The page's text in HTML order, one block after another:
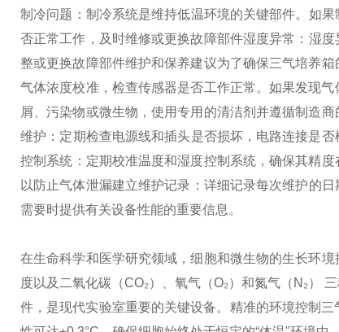
制冷问题‌：制冷系统是维持低温环境的关键部件。如
否正常工作，及时维修或更换故障部件‌湿度异常‌：湿度
整或更换故障部件‌维护和保养建议为了确保三气培养箱
气体浓度校准，检查传感器是否工作正常。如果发现
屑、污染物或微生物，使用专用的清洁剂并遵循制造
维护‌：定期检查电源线和插头是否损坏，电路连接是
控制系统‌：定期校准温度和湿度控制系统，确保其精度
以防止气体泄漏‌建立维护记录‌：详细记录每次维护的
需要时提供有关设备性能的重要信息‌。
在生命科学和医学研究领域，细胞和微生物的生长环
度以及二氧化碳（CO₂）、氧气（O₂）和氮气（N₂）
件，是现代实验室重要的关键设备。 精准的环境控制 三